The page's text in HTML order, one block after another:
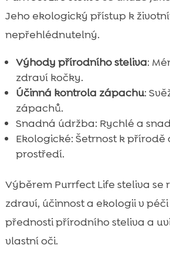
Jeho ekologický přístup k
nepřehlédnutelný.
Výhody přírodního steliva:
zdraví kočky.
Účinná kontrola zápachu:
zápachů.
Snadná údržba: Rychlé a
Ekologické: Šetrnost k přírodě
prostředí.
Výběrem Purrfect Life steliva se
zdraví, účinnost a ekologii v
přednosti přírodního steliva a
vlastní oči.